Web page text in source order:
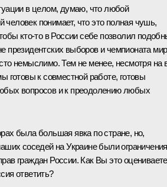
в целом, думаю, что любой
понимает, что это полная чушь,
кто-то в России себе позволил
президентских выборов и чемпионата
немыслимо. Тем не менее, несмотря на
готовы к совместной работе, готовы
вопросов и к преодолению любых
была большая явка по стране, но,
соседей на Украине были ограничения
граждан России. Как Вы это
ответить?